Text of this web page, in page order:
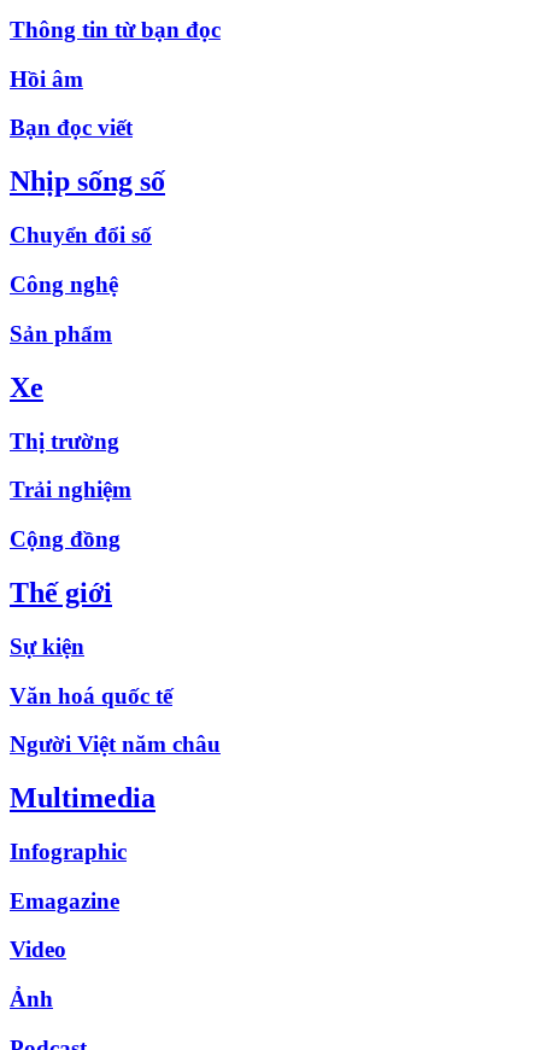
Thông tin từ bạn đọc
Hồi âm
Bạn đọc viết
Nhịp sống số
Chuyển đổi số
Công nghệ
Sản phẩm
Xe
Thị trường
Trải nghiệm
Cộng đồng
Thế giới
Sự kiện
Văn hoá quốc tế
Người Việt năm châu
Multimedia
Infographic
Emagazine
Video
Ảnh